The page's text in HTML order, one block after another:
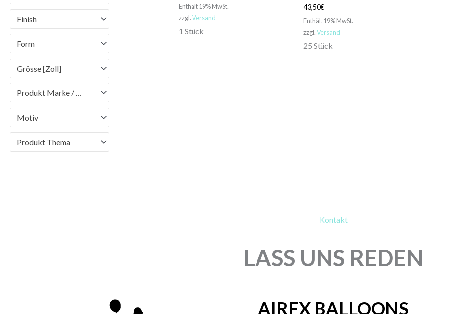
Finish
Form
Grösse [Zoll]
Produkt Marke / Brand
Motiv
Produkt Thema
Enthält 19% MwSt.
zzgl.Versand
1 Stück
43,50€
Enthält 19% MwSt.
zzgl.Versand
25 Stück
Kontakt
LASS UNS REDEN
AIRFX BALLOONS